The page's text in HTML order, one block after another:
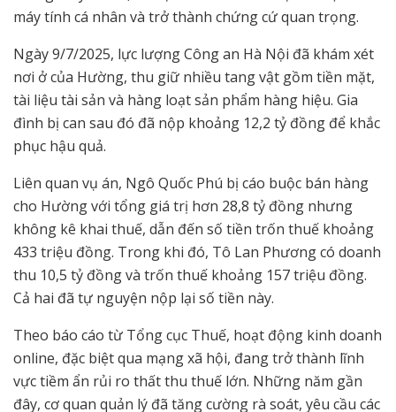
máy tính cá nhân và trở thành chứng cứ quan trọng.
Ngày 9/7/2025, lực lượng Công an Hà Nội đã khám xét
nơi ở của Hường, thu giữ nhiều tang vật gồm tiền mặt,
tài liệu tài sản và hàng loạt sản phẩm hàng hiệu. Gia
đình bị can sau đó đã nộp khoảng 12,2 tỷ đồng để khắc
phục hậu quả.
Liên quan vụ án, Ngô Quốc Phú bị cáo buộc bán hàng
cho Hường với tổng giá trị hơn 28,8 tỷ đồng nhưng
không kê khai thuế, dẫn đến số tiền trốn thuế khoảng
433 triệu đồng. Trong khi đó, Tô Lan Phương có doanh
thu 10,5 tỷ đồng và trốn thuế khoảng 157 triệu đồng.
Cả hai đã tự nguyện nộp lại số tiền này.
Theo báo cáo từ Tổng cục Thuế, hoạt động kinh doanh
online, đặc biệt qua mạng xã hội, đang trở thành lĩnh
vực tiềm ẩn rủi ro thất thu thuế lớn. Những năm gần
đây, cơ quan quản lý đã tăng cường rà soát, yêu cầu các